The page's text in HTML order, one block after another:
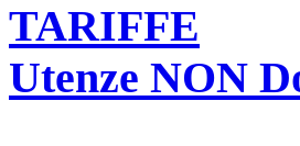
TARIFFE
Utenze NON